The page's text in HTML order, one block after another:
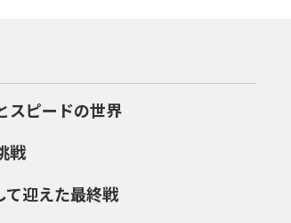
スピードの世界
戦
迎えた最終戦